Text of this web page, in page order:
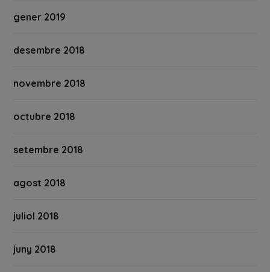
gener 2019
desembre 2018
novembre 2018
octubre 2018
setembre 2018
agost 2018
juliol 2018
juny 2018